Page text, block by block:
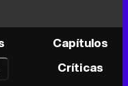
Capítulos
Críticas